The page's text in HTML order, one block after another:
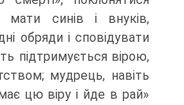
мати синів і внуків,
обряди і сповідувати
підтримується вірою,
мудрець, навіть
цю віру і йде в рай»